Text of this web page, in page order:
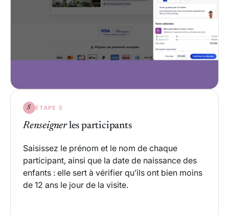
5 ÉTAPE 5
Renseignerles participants
Saisissez le prénom et le nom de chaque
participant, ainsi que la date de naissance des
enfants : elle sert à vérifier qu’ils ont bien moins
de 12 ans le jour de la visite.